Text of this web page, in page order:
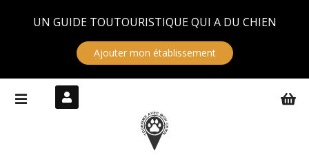
UN GUIDE TOUTOURISTIQUE QUI A DU CHIEN
Ajouter mon établissement